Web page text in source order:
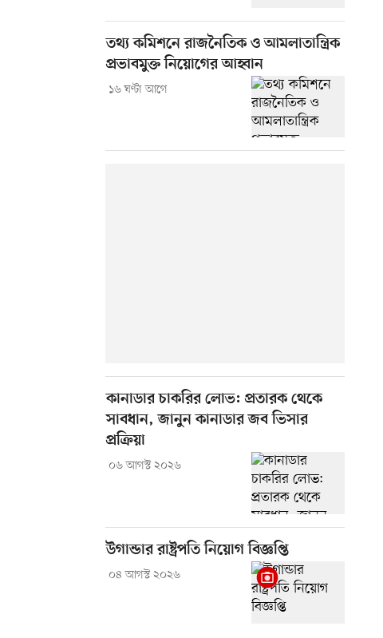
তথ্য কমিশনে রাজনৈতিক ও আমলাতান্ত্রিক
প্রভাবমুক্ত নিয়োগের আহ্বান
১৬ ঘণ্টা আগে
কানাডার চাকরির লোভ: প্রতারক থেকে
সাবধান, জানুন কানাডার জব ভিসার
প্রক্রিয়া
০৬ আগস্ট ২০২৬
উগান্ডার রাষ্ট্রপতি নিয়োগ বিজ্ঞপ্তি
০৪ আগস্ট ২০২৬